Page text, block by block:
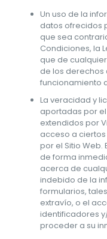
Un uso de la
datos ofrecidos
que sea
Condiciones, la
que de
de los derechos
funcionamiento
La veracidad y
aportadas por
extendidos por
acceso a
por el Sitio Web.
de forma
acerca de
indebido de la
formularios,
extravío, o el
identificadores
proceder a su